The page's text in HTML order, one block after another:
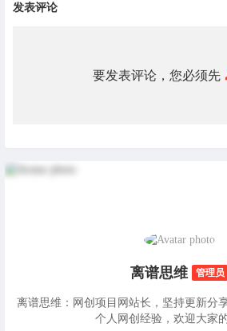
发表评论
要发表评论，您必须先
离谱思维 管理员
离谱思维：网创项目网站长，坚持更新分
个人网创经验，欢迎大家